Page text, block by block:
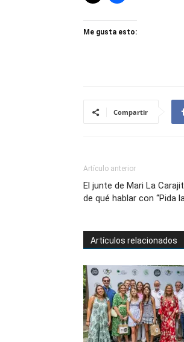
Me gusta esto:
Compartir
Artículo anterior
El junte de Mari La
de qué hablar con “Pida
Artículos relacionados